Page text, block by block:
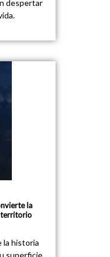
despertar
la
territorio
la historia
superficie